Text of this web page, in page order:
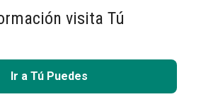
visita Tú
Ir a Tú Puedes